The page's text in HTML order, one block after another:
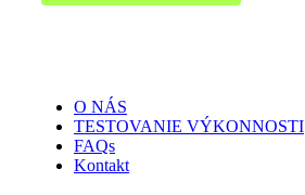
O NÁS
TESTOVANIE VÝKONNOSTI
FAQs
Kontakt